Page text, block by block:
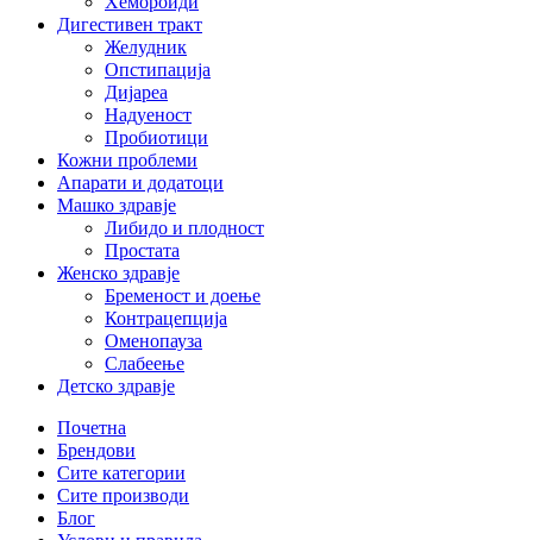
Дигестивен тракт
Желудник
Опстипација
Дијареа
Надуеност
Пробиотици
Кожни проблеми
Апарати и додатоци
Машко здравје
Либидо и плодност
Простата
Женско здравје
Бременост и доење
Контрацепција
Оменопауза
Слабеење
Детско здравје
Почетна
Брендови
Сите категории
Сите производи
Блог